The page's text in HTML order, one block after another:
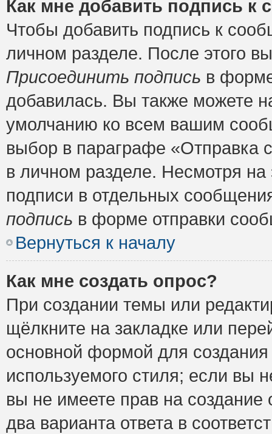
Как мне добавить подпись к
Чтобы добавить подпись к
личном разделе. После этого
Присоединить подпись в
добавилась. Вы также можете
умолчанию ко всем вашим
выбор в параграфе «Отправка
в личном разделе. Несмотря
подписи в отдельных
подпись в форме отправки
Вернуться к началу
Как мне создать опрос?
При создании темы или
щёлкните на закладке или
основной формой для
используемого стиля; если вы
вы не имеете прав на
два варианта ответа в